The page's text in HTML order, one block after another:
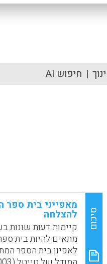
חיפוש AI
סיכום להצלחה
קיימות דעות שונות
מתאים להיות בית
לאפיון בית הספר